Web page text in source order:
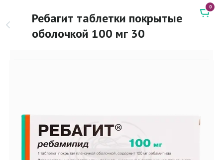
Ребагит таблетки покрытые
оболочкой 100 мг 30
0